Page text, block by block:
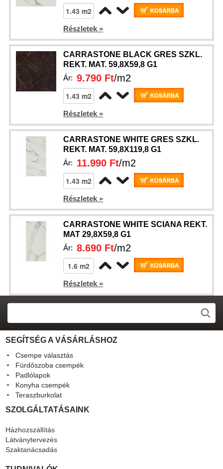
Részletek »
CARRASTONE BLACK GRES SZKL.
REKT. MAT. 59,8X59,8 G1
Ár:9.790 Ft/m2
Részletek »
CARRASTONE WHITE GRES SZKL.
REKT. MAT. 59,8X119,8 G1
Ár: 11.990 Ft/m2
Részletek »
CARRASTONE WHITE SCIANA REKT.
MAT 29,8X59,8 G1
Ár:8.690 Ft/m2
Részletek »
SEGÍTSÉG A VÁSÁRLÁSHOZ
Csempe választás
Fürdőszoba csempék
Padlólapok
Konyha csempék
Teraszburkolat
SZOLGÁLTATÁSAINK
Házhozszállítás
Látványtervezés
Szaktanácsadás